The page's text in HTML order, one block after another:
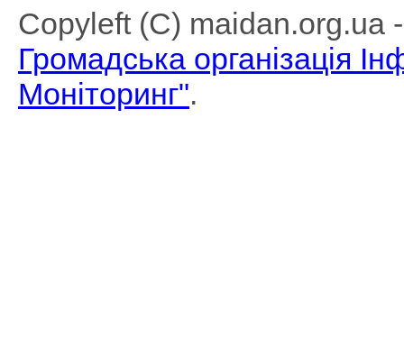
Copyleft (C) maidan.org.ua
Громадська організація
Моніторинг".